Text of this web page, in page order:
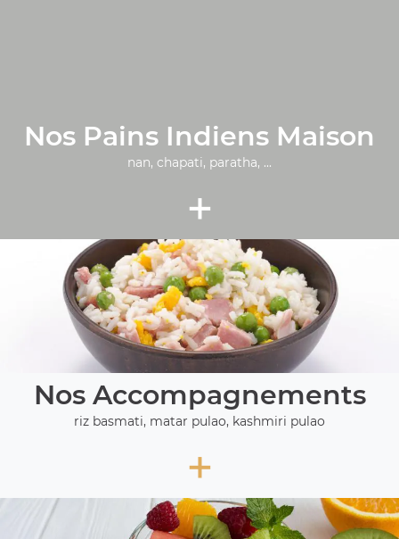
Nos Pains Indiens Maison
nan, chapati, paratha, ...
+
Nos Accompagnements
riz basmati, matar pulao, kashmiri pulao
+